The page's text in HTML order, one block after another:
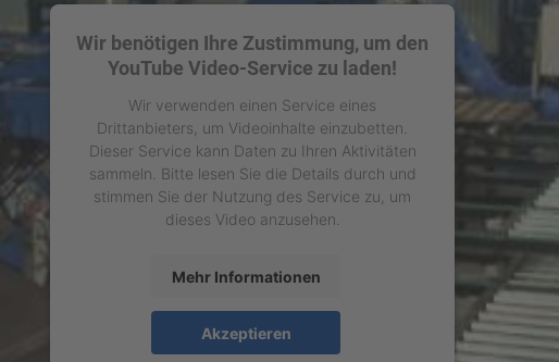
Wir benötigen Ihre Zustimmung, um den
YouTube Video-Service zu laden!
Wir verwenden einen Service eines
Drittanbieters, um Videoinhalte einzubetten.
Dieser Service kann Daten zu Ihren Aktivitäten
sammeln. Bitte lesen Sie die Details durch und
stimmen Sie der Nutzung des Service zu, um
dieses Video anzusehen.
Mehr Informationen
Akzeptieren